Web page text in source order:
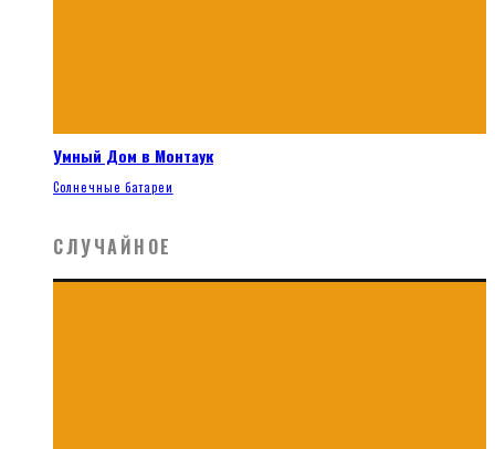
Умный Дом в Монтаук
Солнечные батареи
СЛУЧАЙНОЕ